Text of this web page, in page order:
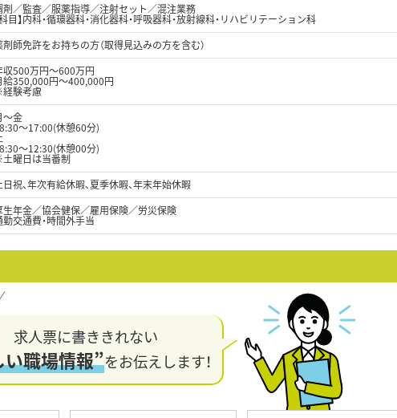
剤／監査／服薬指導／注射セット／混注業務
科目】内科・循環器科・消化器科・呼吸器科・放射線科・リハビリテーション科
剤師免許をお持ちの方（取得見込みの方を含む）
収500万円～600万円
給350,000円～400,000円
験考慮
～金
～17:00(休憩60分)
～12:30(休憩00分)
曜日は当番制
日祝、年次有給休暇、夏季休暇、年末年始休暇
生年金／協会健保／雇用保険／労災保険
勤交通費・時間外手当
求人票に書ききれない
職場情報”をお伝えします！